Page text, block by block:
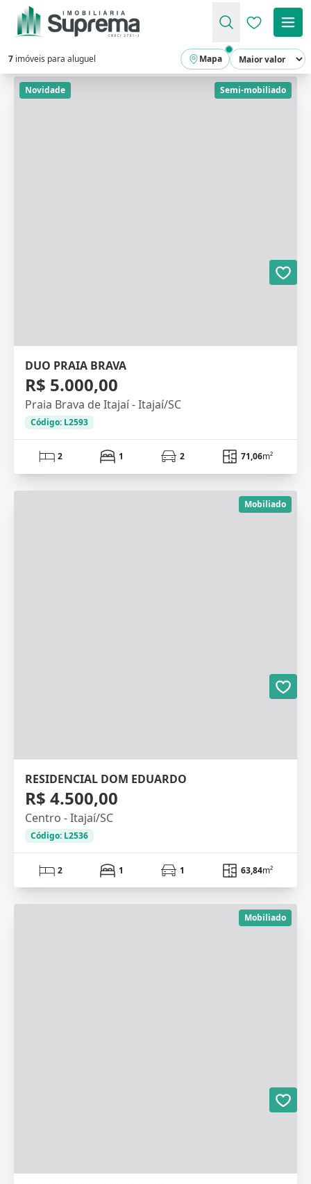
Favoritos
7 imóveis para aluguel Mapa
Novidade Semi-mobiliado
DUO PRAIA BRAVA
R$ 5.000,00
Praia Brava de Itajaí - Itajaí/SC
Código: L2593
2 1 2 71,06m²
Mobiliado
RESIDENCIAL DOM EDUARDO
R$ 4.500,00
Centro - Itajaí/SC
Código: L2536
2 1 1 63,84m²
Mobiliado